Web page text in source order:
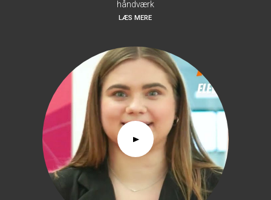
håndværk
LÆS MERE